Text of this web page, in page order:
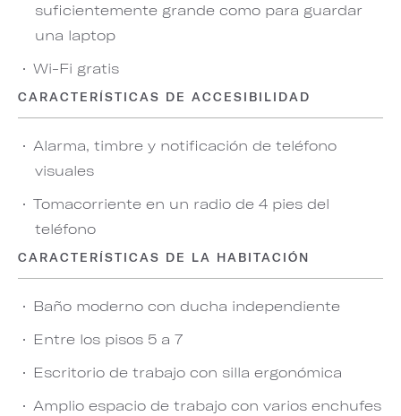
suficientemente grande como para guardar
una laptop
Wi-Fi gratis
CARACTERÍSTICAS DE ACCESIBILIDAD
Alarma, timbre y notificación de teléfono
visuales
Tomacorriente en un radio de 4 pies del
teléfono
CARACTERÍSTICAS DE LA HABITACIÓN
Baño moderno con ducha independiente
Entre los pisos 5 a 7
Escritorio de trabajo con silla ergonómica
Amplio espacio de trabajo con varios enchufes